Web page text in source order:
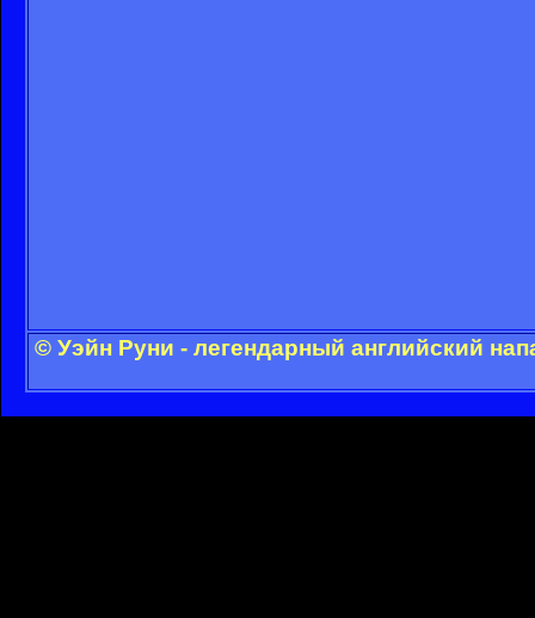
© Уэйн Руни - легендарный английский